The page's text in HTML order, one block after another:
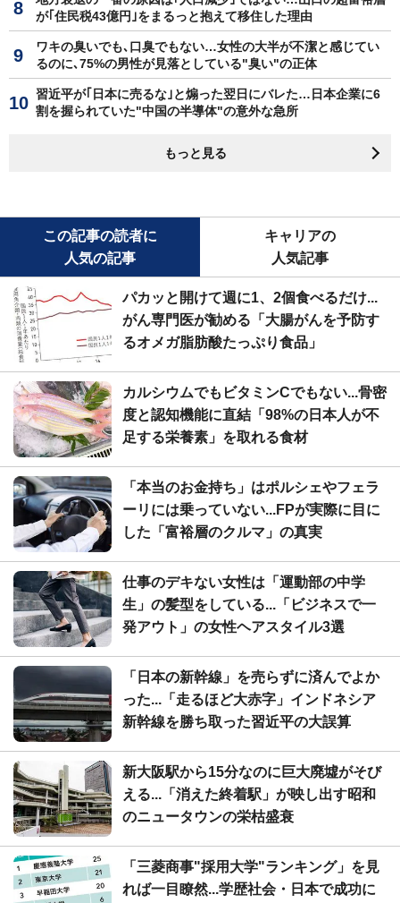
が｢住民税43億円｣をまるっと抱えて移住した理由
ワキの臭いでも､口臭でもない…女性の大半が不潔と感じてい
るのに､75%の男性が見落としている"臭い"の正体
習近平が｢日本に売るな｣と煽った翌日にバレた…日本企業に6
割を握られていた"中国の半導体"の意外な急所
もっと見る
この記事の読者に
人気の記事
キャリアの
人気記事
パカッと開けて週に1、2個食べるだけ...
がん専門医が勧める「大腸がんを予防す
るオメガ脂肪酸たっぷり食品」
カルシウムでもビタミンCでもない...骨密
度と認知機能に直結「98%の日本人が不
足する栄養素」を取れる食材
「本当のお金持ち」はポルシェやフェラ
ーリには乗っていない...FPが実際に目に
した「富裕層のクルマ」の真実
仕事のデキない女性は「運動部の中学
生」の髪型をしている...「ビジネスで一
発アウト」の女性ヘアスタイル3選
「日本の新幹線」を売らずに済んでよか
った...「走るほど大赤字」インドネシア
新幹線を勝ち取った習近平の大誤算
新大阪駅から15分なのに巨大廃墟がそび
える...「消えた終着駅」が映し出す昭和
のニュータウンの栄枯盛衰
「三菱商事"採用大学"ランキング」を見
れば一目瞭然...学歴社会・日本で成功に